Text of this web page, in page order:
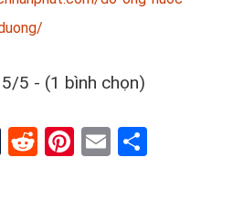
5/5 - (1 bình chọn)
Tumblr
RedditPinterest
Email